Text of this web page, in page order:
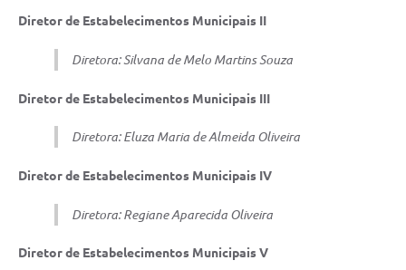
Diretor de Estabelecimentos Municipais II
Diretora: Silvana de Melo Martins Souza
Diretor de Estabelecimentos Municipais III
Diretora: Eluza Maria de Almeida Oliveira
Diretor de Estabelecimentos Municipais IV
Diretora: Regiane Aparecida Oliveira
Diretor de Estabelecimentos Municipais V